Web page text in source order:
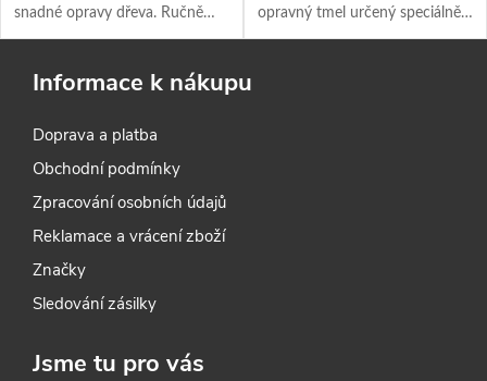
snadné opravy dřeva. Ručně
míchaný, vytvrdne na stejnou
nepraská. Ideální pro exteriér i
plastelína, po 60 minutách
vyplňování děr a poškození ve
dřevě.
opravný tmel určený speciálně
pro opravy palivových nádrží a
Informace k nákupu
Doprava a platba
Obchodní podmínky
Zpracování osobních údajů
Reklamace a vrácení zboží
Značky
Sledování zásilky
Jsme tu pro vás